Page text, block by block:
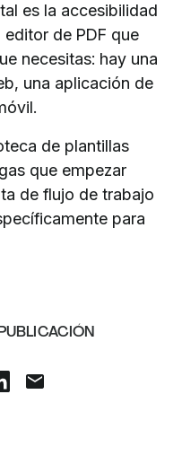
es la accesibilidad
de PDF que
necesitas: hay una
una aplicación de
de plantillas
que empezar
de flujo de trabajo
para